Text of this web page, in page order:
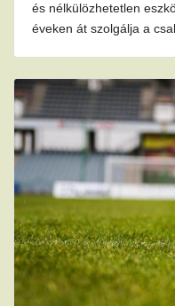
és nélkülözhetetlen
éveken át szolgálja a